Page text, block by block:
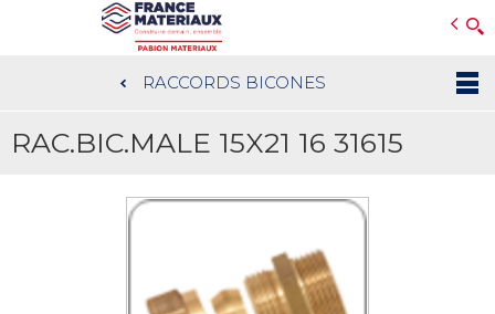
au
contenu
RACCORDS BICONES
RAC.BIC.MALE 15X21 16 31615